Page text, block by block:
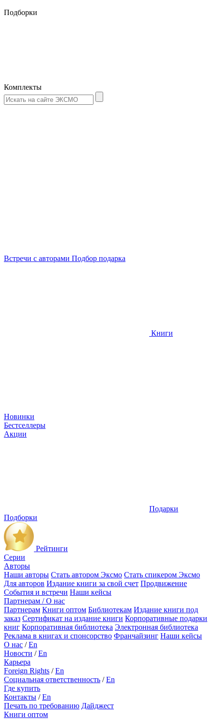
Подборки
Комплекты
Встречи с авторами Подбор подарка
Книги
Новинки
Бестселлеры
Акции
Подарки
Подборки
Рейтинги
Серии
Авторы
Наши авторы Стать автором Эксмо Стать спикером Эксмо
Для авторов Издание книги за свой счет Продвижение
События и встречи Наши кейсы
Партнерам / О нас
Партнерам Книги оптом Библиотекам Издание книги под
заказ Сертификат на издание книги Корпоративные подарки
книг Корпоративная библиотека Электронная библиотека
Реклама в книгах и спонсорство Франчайзинг Наши кейсы
О нас /En
Новости /En
Карьера
Foreign Rights /En
Социальная ответственность /En
Где купить
Контакты /En
Печать по требованию Дайджест
Книги оптом